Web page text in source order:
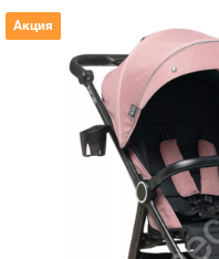
Акция